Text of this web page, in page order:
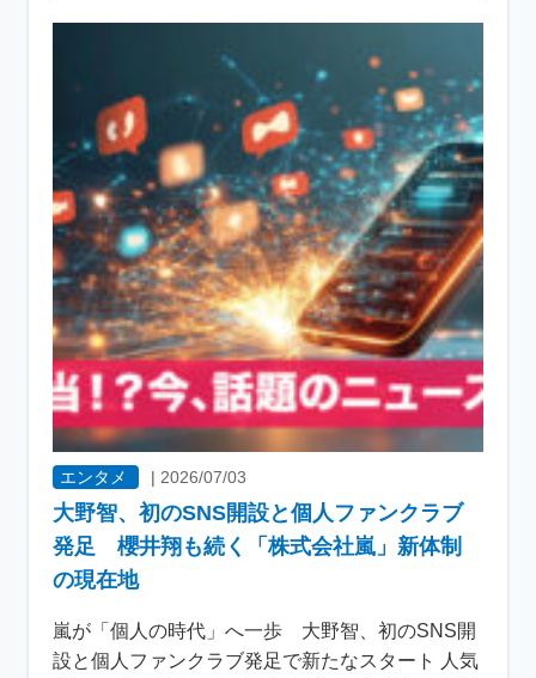
エンタメ | 2026/07/03
大野智、初のSNS開設と個人ファンクラブ
発足 櫻井翔も続く「株式会社嵐」新体制
の現在地
嵐が「個人の時代」へ一歩 大野智、初のSNS開
設と個人ファンクラブ発足で新たなスタート 人気